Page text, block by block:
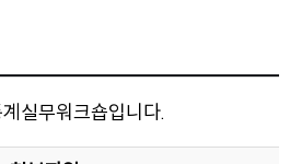
실무워크숍입니다.